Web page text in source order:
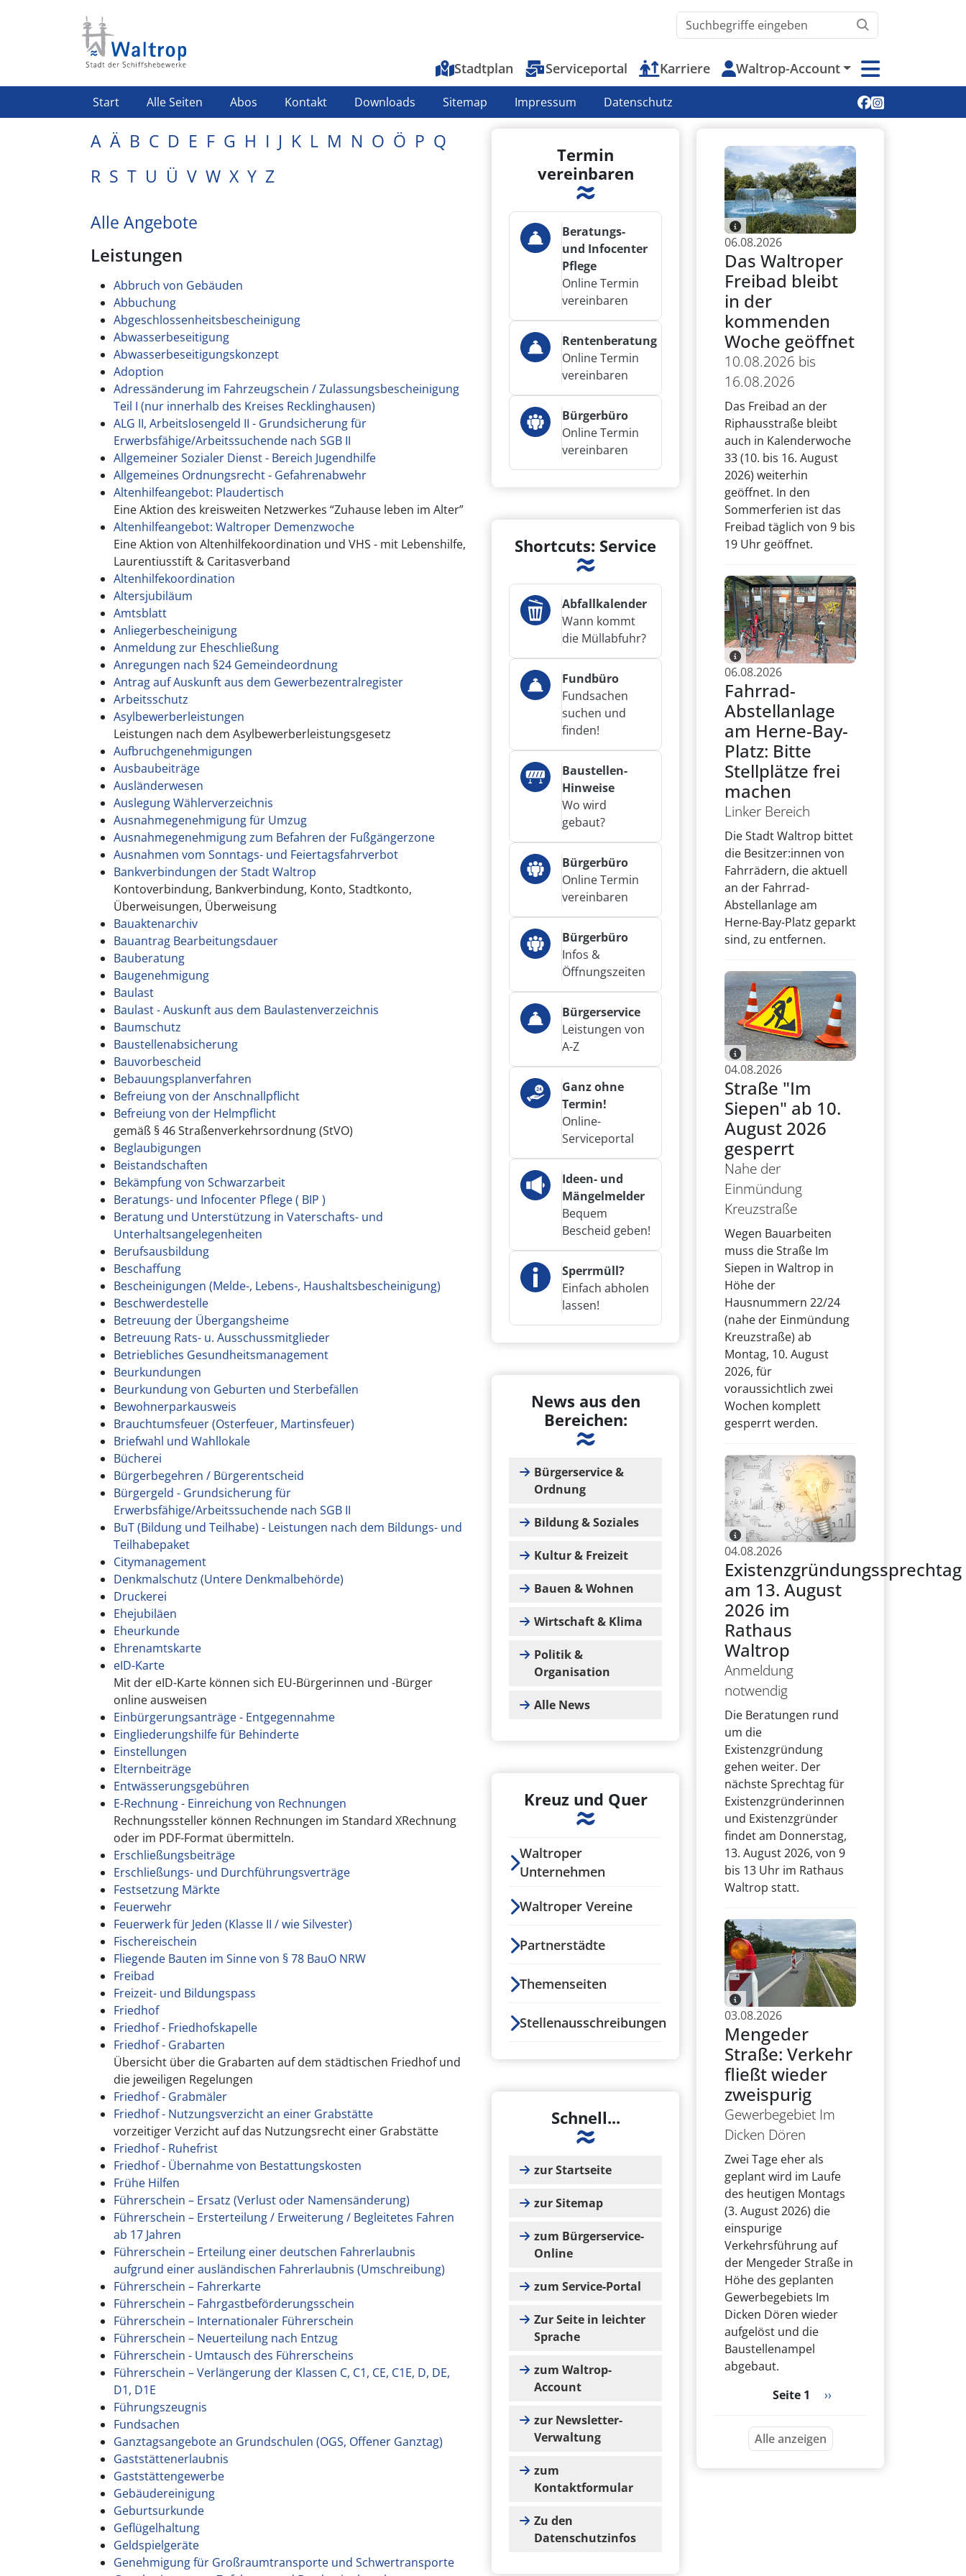
Waltrop.de durchsuchen
Top-Menu
Stadtplan Serviceportal Karriere Waltrop-Account
Highlight Menü
Start Alle Seiten Abos Kontakt Downloads Sitemap Impressum Datenschutz Soziale Medien
A Ä B C D E F G H I J K L M N O Ö P Q
R S T U Ü V W X Y Z
Alle Angebote
Leistungen
Abbruch von Gebäuden
Abbuchung
Abgeschlossenheitsbescheinigung
Abwasserbeseitigung
Abwasserbeseitigungskonzept
Adoption
Adressänderung im Fahrzeugschein / Zulassungsbescheinigung
Teil I (nur innerhalb des Kreises Recklinghausen)
ALG II, Arbeitslosengeld II - Grundsicherung für
Erwerbsfähige/Arbeitssuchende nach SGB II
Allgemeiner Sozialer Dienst - Bereich Jugendhilfe
Allgemeines Ordnungsrecht - Gefahrenabwehr
Altenhilfeangebot: Plaudertisch
Eine Aktion des kreisweiten Netzwerkes “Zuhause leben im Alter”
Altenhilfeangebot: Waltroper Demenzwoche
Eine Aktion von Altenhilfekoordination und VHS - mit Lebenshilfe,
Laurentiusstift & Caritasverband
Altenhilfekoordination
Altersjubiläum
Amtsblatt
Anliegerbescheinigung
Anmeldung zur Eheschließung
Anregungen nach §24 Gemeindeordnung
Antrag auf Auskunft aus dem Gewerbezentralregister
Arbeitsschutz
Asylbewerberleistungen
Leistungen nach dem Asylbewerberleistungsgesetz
Aufbruchgenehmigungen
Ausbaubeiträge
Ausländerwesen
Auslegung Wählerverzeichnis
Ausnahmegenehmigung für Umzug
Ausnahmegenehmigung zum Befahren der Fußgängerzone
Ausnahmen vom Sonntags- und Feiertagsfahrverbot
Bankverbindungen der Stadt Waltrop
Kontoverbindung, Bankverbindung, Konto, Stadtkonto,
Überweisungen, Überweisung
Bauaktenarchiv
Bauantrag Bearbeitungsdauer
Bauberatung
Baugenehmigung
Baulast
Baulast - Auskunft aus dem Baulastenverzeichnis
Baumschutz
Baustellenabsicherung
Bauvorbescheid
Bebauungsplanverfahren
Befreiung von der Anschnallpflicht
Befreiung von der Helmpflicht
gemäß § 46 Straßenverkehrsordnung (StVO)
Beglaubigungen
Beistandschaften
Bekämpfung von Schwarzarbeit
Beratungs- und Infocenter Pflege ( BIP )
Beratung und Unterstützung in Vaterschafts- und
Unterhaltsangelegenheiten
Berufsausbildung
Beschaffung
Bescheinigungen (Melde-, Lebens-, Haushaltsbescheinigung)
Beschwerdestelle
Betreuung der Übergangsheime
Betreuung Rats- u. Ausschussmitglieder
Betriebliches Gesundheitsmanagement
Beurkundungen
Beurkundung von Geburten und Sterbefällen
Bewohnerparkausweis
Brauchtumsfeuer (Osterfeuer, Martinsfeuer)
Briefwahl und Wahllokale
Bücherei
Bürgerbegehren / Bürgerentscheid
Bürgergeld - Grundsicherung für
Erwerbsfähige/Arbeitssuchende nach SGB II
BuT (Bildung und Teilhabe) - Leistungen nach dem Bildungs- und
Teilhabepaket
Citymanagement
Denkmalschutz (Untere Denkmalbehörde)
Druckerei
Ehejubiläen
Eheurkunde
Ehrenamtskarte
eID-Karte
Mit der eID-Karte können sich EU-Bürgerinnen und -Bürger
online ausweisen
Einbürgerungsanträge - Entgegennahme
Eingliederungshilfe für Behinderte
Einstellungen
Elternbeiträge
Entwässerungsgebühren
E-Rechnung - Einreichung von Rechnungen
Rechnungssteller können Rechnungen im Standard XRechnung
oder im PDF-Format übermitteln.
Erschließungsbeiträge
Erschließungs- und Durchführungsverträge
Festsetzung Märkte
Feuerwehr
Feuerwerk für Jeden (Klasse II / wie Silvester)
Fischereischein
Fliegende Bauten im Sinne von § 78 BauO NRW
Freibad
Freizeit- und Bildungspass
Friedhof
Friedhof - Friedhofskapelle
Friedhof - Grabarten
Übersicht über die Grabarten auf dem städtischen Friedhof und
die jeweiligen Regelungen
Friedhof - Grabmäler
Friedhof - Nutzungsverzicht an einer Grabstätte
vorzeitiger Verzicht auf das Nutzungsrecht einer Grabstätte
Friedhof - Ruhefrist
Friedhof - Übernahme von Bestattungskosten
Frühe Hilfen
Führerschein – Ersatz (Verlust oder Namensänderung)
Führerschein – Ersterteilung / Erweiterung / Begleitetes Fahren
ab 17 Jahren
Führerschein – Erteilung einer deutschen Fahrerlaubnis
aufgrund einer ausländischen Fahrerlaubnis (Umschreibung)
Führerschein – Fahrerkarte
Führerschein – Fahrgastbeförderungsschein
Führerschein – Internationaler Führerschein
Führerschein – Neuerteilung nach Entzug
Führerschein - Umtausch des Führerscheins
Führerschein – Verlängerung der Klassen C, C1, CE, C1E, D, DE,
D1, D1E
Führungszeugnis
Fundsachen
Ganztagsangebote an Grundschulen (OGS, Offener Ganztag)
Gaststättenerlaubnis
Gaststättengewerbe
Gebäudereinigung
Geburtsurkunde
Geflügelhaltung
Geldspielgeräte
Genehmigung für Großraumtransporte und Schwertransporte
Termin
vereinbaren
Beratungs-
und Infocenter
Pflege
Online Termin
vereinbaren
Rentenberatung
Online Termin
vereinbaren
Bürgerbüro
Online Termin
vereinbaren
Shortcuts: Service
Abfallkalender
Wann kommt
die Müllabfuhr?
Fundbüro
Fundsachen
suchen und
finden!
Baustellen-
Hinweise
Wo wird
gebaut?
Bürgerbüro
Online Termin
vereinbaren
Bürgerbüro
Infos &
Öffnungszeiten
Bürgerservice
Leistungen von
A-Z
Ganz ohne
Termin!
Online-
Serviceportal
Ideen- und
Mängelmelder
Bequem
Bescheid geben!
Sperrmüll?
Einfach abholen
lassen!
News aus den
Bereichen:
Bürgerservice &
Ordnung
Bildung & Soziales
Kultur & Freizeit
Bauen & Wohnen
Wirtschaft & Klima
Politik &
Organisation
Alle News
Kreuz und Quer
Waltroper
Unternehmen
Waltroper Vereine
Partnerstädte
Themenseiten
Stellenausschreibungen
Schnell...
zur Startseite
zur Sitemap
zum Bürgerservice-
Online
zum Service-Portal
Zur Seite in leichter
Sprache
zum Waltrop-
Account
zur Newsletter-
Verwaltung
zum
Kontaktformular
Zu den
Datenschutzinfos
06.08.2026
Das Waltroper
Freibad bleibt
in der
kommenden
Woche geöffnet
10.08.2026 bis
16.08.2026
Das Freibad an der
Riphausstraße bleibt
auch in Kalenderwoche
33 (10. bis 16. August
2026) weiterhin
geöffnet. In den
Sommerferien ist das
Freibad täglich von 9 bis
19 Uhr geöffnet.
06.08.2026
Fahrrad-
Abstellanlage
am Herne-Bay-
Platz: Bitte
Stellplätze frei
machen
Linker Bereich
Die Stadt Waltrop bittet
die Besitzer:innen von
Fahrrädern, die aktuell
an der Fahrrad-
Abstellanlage am
Herne-Bay-Platz geparkt
sind, zu entfernen.
04.08.2026
Straße "Im
Siepen" ab 10.
August 2026
gesperrt
Nahe der
Einmündung
Kreuzstraße
Wegen Bauarbeiten
muss die Straße Im
Siepen in Waltrop in
Höhe der
Hausnummern 22/24
(nahe der Einmündung
Kreuzstraße) ab
Montag, 10. August
2026, für
voraussichtlich zwei
Wochen komplett
gesperrt werden.
04.08.2026
Existenzgründungssprechtag
am 13. August
2026 im
Rathaus
Waltrop
Anmeldung
notwendig
Die Beratungen rund
um die
Existenzgründung
gehen weiter. Der
nächste Sprechtag für
Existenzgründerinnen
und Existenzgründer
findet am Donnerstag,
13. August 2026, von 9
bis 13 Uhr im Rathaus
Waltrop statt.
03.08.2026
Mengeder
Straße: Verkehr
fließt wieder
zweispurig
Gewerbegebiet Im
Dicken Dören
Zwei Tage eher als
geplant wird im Laufe
des heutigen Montags
(3. August 2026) die
einspurige
Verkehrsführung auf
der Mengeder Straße in
Höhe des geplanten
Gewerbegebiets Im
Dicken Dören wieder
aufgelöst und die
Baustellenampel
abgebaut.
Seitennummerierung
Seite 1 Nächste Seite
››
Alle anzeigen